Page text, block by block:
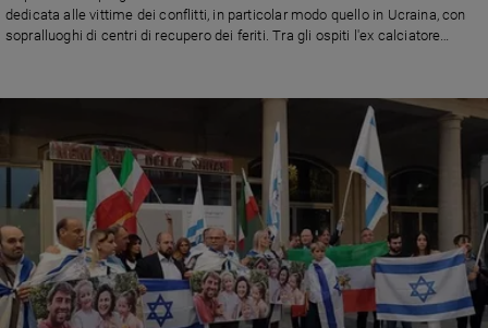
dedicata alle vittime dei conflitti, in particolar modo quello in Ucraina, con
sopralluoghi di centri di recupero dei feriti. Tra gli ospiti l'ex calciatore